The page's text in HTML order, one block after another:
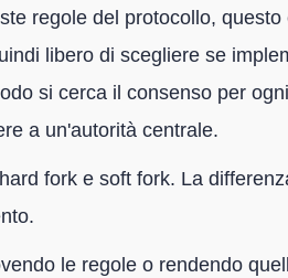
regole del protocollo, questo
libero di scegliere se
si cerca il consenso per
a un'autorità centrale.
fork e soft fork. La
le regole o rendendo